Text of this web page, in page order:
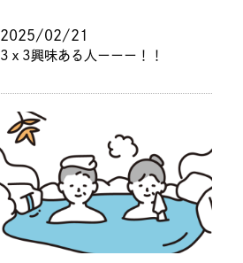
2025/02/21
3ｘ3興味ある人ーーー！！